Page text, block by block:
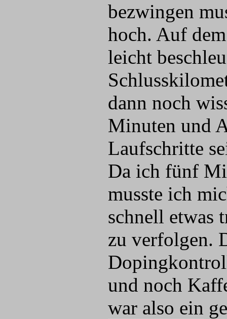
bezwingen
hoch. Auf
leicht
dann noch
Minuten und
Laufschritte
Da ich fünf
musste ich
schnell etwas
zu verfolgen.
und noch
war also ein